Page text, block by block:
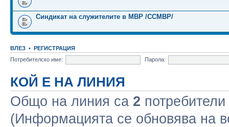
Синдикат на служителите в МВР /ССМВР/
ВЛЕЗ • РЕГИСТРАЦИЯ
Потребителско име:
Парола:
КОЙ Е НА ЛИНИЯ
Общо на линия са 2
(Информацията се обновява на